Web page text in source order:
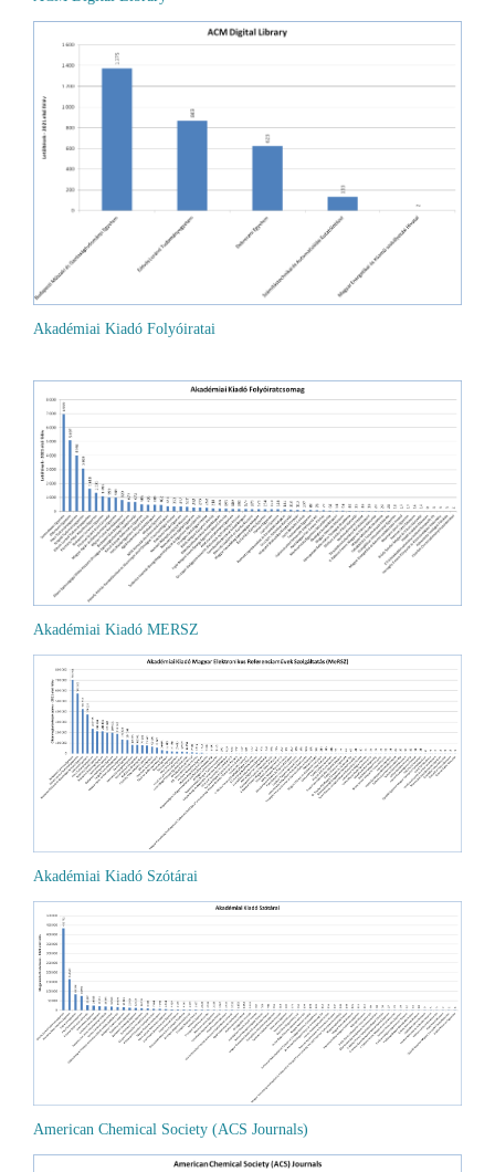
Akadémiai Kiadó Folyóiratai
Akadémiai Kiadó MERSZ
Akadémiai Kiadó Szótárai
American Chemical Society (ACS Journals)